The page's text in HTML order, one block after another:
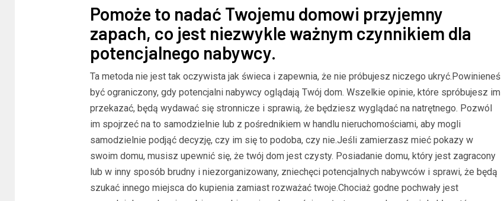
Pomoże to nadać Twojemu domowi przyjemny
zapach, co jest niezwykle ważnym czynnikiem dla
potencjalnego nabywcy.
Ta metoda nie jest tak oczywista jak świeca i zapewnia, że ​​nie próbujesz niczego ukryć.Powinieneś
być ograniczony, gdy potencjalni nabywcy oglądają Twój dom. Wszelkie opinie, które spróbujesz im
przekazać, będą wydawać się stronnicze i sprawią, że będziesz wyglądać na natrętnego. Pozwól
im spojrzeć na to samodzielnie lub z pośrednikiem w handlu nieruchomościami, aby mogli
samodzielnie podjąć decyzję, czy im się to podoba, czy nie.Jeśli zamierzasz mieć pokazy w
swoim domu, musisz upewnić się, że twój dom jest czysty. Posiadanie domu, który jest zagracony
lub w inny sposób brudny i niezorganizowany, zniechęci potencjalnych nabywców i sprawi, że będą
szukać innego miejsca do kupienia zamiast rozważać twoje.Chociaż godne pochwały jest